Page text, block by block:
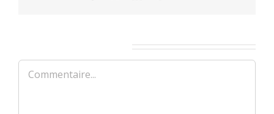
Commentaire